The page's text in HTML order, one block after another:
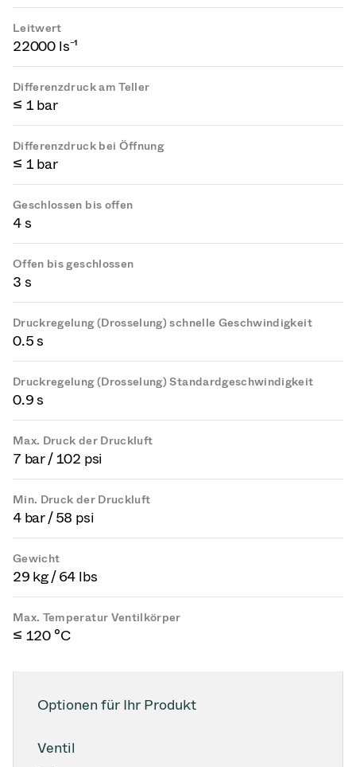
Leitwert
22000 ls⁻¹
Differenzdruck am Teller
≤ 1 bar
Differenzdruck bei Öffnung
≤ 1 bar
Geschlossen bis offen
4 s
Offen bis geschlossen
3 s
Druckregelung (Drosselung) schnelle Geschwindigkeit
0.5 s
Druckregelung (Drosselung) Standardgeschwindigkeit
0.9 s
Max. Druck der Druckluft
7 bar / 102 psi
Min. Druck der Druckluft
4 bar / 58 psi
Gewicht
29 kg / 64 lbs
Max. Temperatur Ventilkörper
≤ 120 °C
Optionen für Ihr Produkt
Ventil